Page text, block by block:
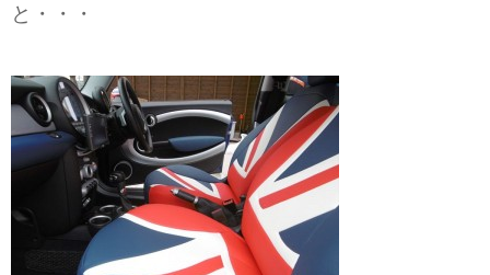
と・・・